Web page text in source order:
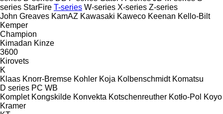
series StarFire T-series W-series X-series Z-series
John Greaves KamAZ Kawasaki Kaweco Keenan Kello-Bilt
Kemper
Champion
Kimadan Kinze
3600
Kirovets
K
Klaas Knorr-Bremse Kohler Koja Kolbenschmidt Komatsu
D series PC WB
Komplet Kongskilde Konvekta Kotschenreuther Kotło-Pol Koyo
Kramer